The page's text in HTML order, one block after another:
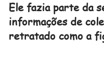
Ele fazia parte da
informações de
retratado como a